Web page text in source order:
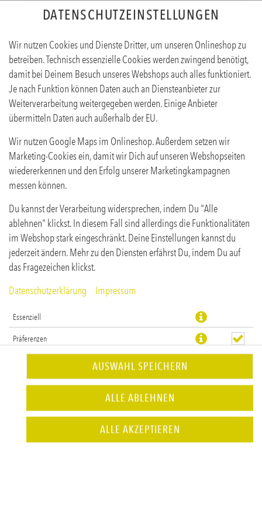
DATENSCHUTZEINSTELLUNGEN
Wir nutzen Cookies und Dienste Dritter, um unseren Onlineshop zu
betreiben. Technisch essenzielle Cookies werden zwingend benötigt,
damit bei Deinem Besuch unseres Webshops auch alles funktioniert.
Je nach Funktion können Daten auch an Diensteanbieter zur
Weiterverarbeitung weitergegeben werden. Einige Anbieter
übermitteln Daten auch außerhalb der EU.
Wir nutzen Google Maps im Onlineshop. Außerdem setzen wir
Marketing-Cookies ein, damit wir Dich auf unseren Webshopseiten
wiedererkennen und den Erfolg unserer Marketingkampagnen
messen können.
Du kannst der Verarbeitung widersprechen, indem Du "Alle
ablehnen" klickst. In diesem Fall sind allerdings die Funktionalitäten
im Webshop stark eingeschränkt. Deine Einstellungen kannst du
jederzeit ändern. Mehr zu den Diensten erfährst Du, indem Du auf
das Fragezeichen klickst.
Datenschutzerklärung
Impressum
Essenziell
Präferenzen
AUSWAHL SPEICHERN
ALLE ABLEHNEN
ALLE AKZEPTIEREN
WALDHIMBEER 0,4L
Produktinfos
Rum, Minze, Limette, Himbeere, Zucker & Soda
JETZT BESTELLEN